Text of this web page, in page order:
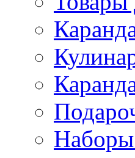
Наборы